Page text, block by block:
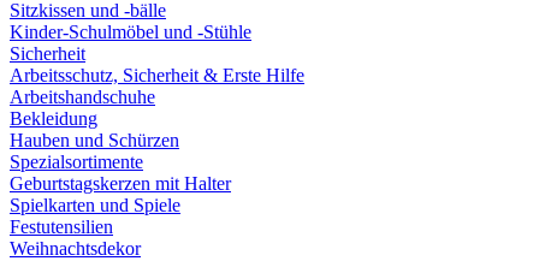
Sitzkissen und -bälle
Kinder-Schulmöbel und -Stühle
Sicherheit
Arbeitsschutz, Sicherheit & Erste Hilfe
Arbeitshandschuhe
Bekleidung
Hauben und Schürzen
Spezialsortimente
Geburtstagskerzen mit Halter
Spielkarten und Spiele
Festutensilien
Weihnachtsdekor